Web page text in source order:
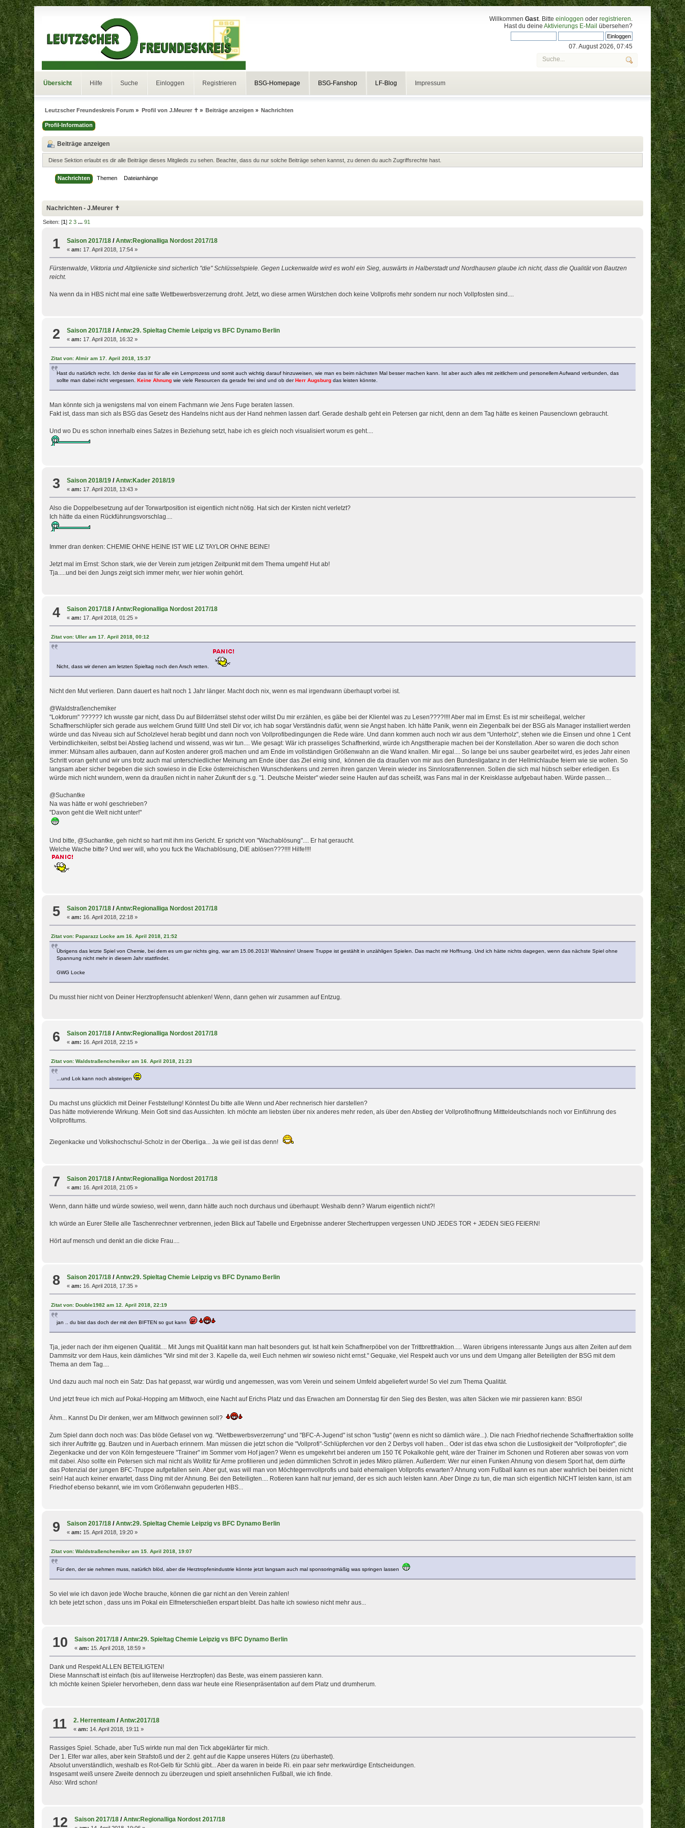
WillkommenGast . Bitteeinloggen oderregistrieren
Hast du deineAktivierungs E-Mail übersehen?
07. August 2026, 07:45
Übersicht Hilfe Suche Einloggen Registrieren BSG-Homepage BSG-Fanshop LF-Blog Impressum
Leutzscher Freundeskreis Forum » Profil von J.Meurer ✝ » Beiträge anzeigen » Nachrichten
Profil-Information
Beiträge anzeigen
Diese Sektion erlaubt es dir alle Beiträge dieses Mitglieds zu sehen. Beachte, dass du nur solche Beiträge sehen kannst, zu denen du auch Zugriffsrechte hast.
Nachrichten Themen Dateianhänge
Nachrichten - J.Meurer ✝
Seiten: [1]2 3 ...91
1 Saison 2017/18 /Antw:Regionalliga Nordost 2017/18
«am: 17. April 2018, 17:54 »
Fürstenwalde, Viktoria und Altglienicke sind sicherlich "die" Schlüsselspiele. Gegen Luckenwalde wird es wohl ein Sieg, auswärts in Halberstadt und Nordhausen glaube ich nicht, dass die Qualität von Bautzen
reicht.
Na wenn da in HBS nicht mal eine satte Wettbewerbsverzerrung droht. Jetzt, wo diese armen Würstchen doch keine Vollprofis mehr sondern nur noch Vollpfosten sind....
2 Saison 2017/18 /Antw:29. Spieltag Chemie Leipzig vs BFC Dynamo Berlin
«am: 17. April 2018, 16:32 »
Zitat von: Almir am 17. April 2018, 15:37
Hast du natürlich recht. Ich denke das ist für alle ein Lernprozess und somit auch wichtig darauf hinzuweisen, wie man es beim nächsten Mal besser machen kann. Ist aber auch alles mit zeitlichem und personellem Aufwand verbunden, das
sollte man dabei nicht vergessen.Keine Ahnung wie viele Resourcen da gerade frei sind und ob derHerr Augsburg das leisten könnte.
Man könnte sich ja wenigstens mal von einem Fachmann wie Jens Fuge beraten lassen.
Fakt ist, dass man sich als BSG das Gesetz des Handelns nicht aus der Hand nehmen lassen darf. Gerade deshalb geht ein Petersen gar nicht, denn an dem Tag hätte es keinen Pausenclown gebraucht.
Und wo Du es schon innerhalb eines Satzes in Beziehung setzt, habe ich es gleich noch visualisiert worum es geht....
3 Saison 2018/19 /Antw:Kader 2018/19
«am: 17. April 2018, 13:43 »
Also die Doppelbesetzung auf der Torwartposition ist eigentlich nicht nötig. Hat sich der Kirsten nicht verletzt?
Ich hätte da einen Rückführungsvorschlag....
Immer dran denken: CHEMIE OHNE HEINE IST WIE LIZ TAYLOR OHNE BEINE!
Jetzt mal im Ernst: Schon stark, wie der Verein zum jetzigen Zeitpunkt mit dem Thema umgeht! Hut ab!
Tja.....und bei den Jungs zeigt sich immer mehr, wer hier wohin gehört.
4 Saison 2017/18 /Antw:Regionalliga Nordost 2017/18
«am: 17. April 2018, 01:25 »
Zitat von: Uller am 17. April 2018, 00:12
Nicht, dass wir denen am letzten Spieltag noch den Arsch retten.
Nicht den Mut verlieren. Dann dauert es halt noch 1 Jahr länger. Macht doch nix, wenn es mal irgendwann überhaupt vorbei ist.
@Waldstraßenchemiker
"Lokforum" ?????? Ich wusste gar nicht, dass Du auf Bilderrätsel stehst oder willst Du mir erzählen, es gäbe bei der Klientel was zu Lesen????!!!! Aber mal im Ernst: Es ist mir scheißegal, welcher
Schaffnerschlüpfer sich gerade aus welchem Grund füllt! Und stell Dir vor, ich hab sogar Verständnis dafür, wenn sie Angst haben. Ich hätte Panik, wenn ein Ziegenbalk bei der BSG als Manager installiert werden
würde und das Niveau sich auf Scholzlevel herab begibt und dann noch von Vollprofibedingungen die Rede wäre. Und dann kommen auch noch wir aus dem "Unterholz", stehen wie die Einsen und ohne 1 Cent
Verbindlichkeiten, selbst bei Abstieg lachend und wissend, was wir tun.... Wie gesagt: Wär ich prasseliges Schaffnerkind, würde ich Angsttherapie machen bei der Konstellation. Aber so waren die doch schon
immer: Mühsam alles aufbauen, dann auf Kosten anderer groß machen und am Ende im vollständigen Größenwahn an die Wand knallen. Mir egal.... So lange bei uns sauber gearbeitet wird, es jedes Jahr einen
Schritt voran geht und wir uns trotz auch mal unterschiedlicher Meinung am Ende über das Ziel einig sind, können die da draußen von mir aus den Bundesligatanz in der Hellmichlaube feiern wie sie wollen. So
langsam aber sicher begeben die sich sowieso in die Ecke österreichischen Wunschdenkens und zerren ihren ganzen Verein wieder ins Sinnlosrattenrennen. Sollen die sich mal hübsch selber erledigen. Es
würde mich nicht wundern, wenn da draußen nicht in naher Zukunft der s.g. "1. Deutsche Meister" wieder seine Haufen auf das scheißt, was Fans mal in der Kreisklasse aufgebaut haben. Würde passen....
@Suchantke
Na was hätte er wohl geschrieben?
"Davon geht die Welt nicht unter!"
Und bitte, @Suchantke, geh nicht so hart mit ihm ins Gericht. Er spricht von "Wachablösung".... Er hat geraucht.
Welche Wache bitte? Und wer will, who you fuck the Wachablösung, DIE ablösen???!!!! Hilfe!!!!
5 Saison 2017/18 /Antw:Regionalliga Nordost 2017/18
«am: 16. April 2018, 22:18 »
Zitat von: Paparazz Locke am 16. April 2018, 21:52
Übrigens das letzte Spiel von Chemie, bei dem es um gar nichts ging, war am 15.06.2013! Wahnsinn! Unsere Truppe ist gestählt in unzähligen Spielen. Das macht mir Hoffnung. Und ich hätte nichts dagegen, wenn das nächste Spiel ohne
Spannung nicht mehr in diesem Jahr stattfindet.
GWG Locke
Du musst hier nicht von Deiner Herztropfensucht ablenken! Wenn, dann gehen wir zusammen auf Entzug.
6 Saison 2017/18 /Antw:Regionalliga Nordost 2017/18
«am: 16. April 2018, 22:15 »
Zitat von: Waldstraßenchemiker am 16. April 2018, 21:23
...und Lok kann noch absteigen
Du machst uns glücklich mit Deiner Feststellung! Könntest Du bitte alle Wenn und Aber rechnerisch hier darstellen?
Das hätte motivierende Wirkung. Mein Gott sind das Aussichten. Ich möchte am liebsten über nix anderes mehr reden, als über den Abstieg der Vollprofihoffnung Mittteldeutschlands noch vor Einführung des
Vollprofitums.
Ziegenkacke und Volkshochschul-Scholz in der Oberliga... Ja wie geil ist das denn!
7 Saison 2017/18 /Antw:Regionalliga Nordost 2017/18
«am: 16. April 2018, 21:05 »
Wenn, dann hätte und würde sowieso, weil wenn, dann hätte auch noch durchaus und überhaupt: Weshalb denn? Warum eigentlich nicht?!
Ich würde an Eurer Stelle alle Taschenrechner verbrennen, jeden Blick auf Tabelle und Ergebnisse anderer Stechertruppen vergessen UND JEDES TOR + JEDEN SIEG FEIERN!
Hört auf mensch und denkt an die dicke Frau....
8 Saison 2017/18 /Antw:29. Spieltag Chemie Leipzig vs BFC Dynamo Berlin
«am: 16. April 2018, 17:35 »
Zitat von: Double1982 am 12. April 2018, 22:19
jan .. du bist das doch der mit den BIFTEN so gut kann
Tja, jeder nach der ihm eigenen Qualität.... Mit Jungs mit Qualität kann man halt besonders gut. Ist halt kein Schaffnerpöbel von der Trittbrettfraktion..... Waren übrigens interessante Jungs aus alten Zeiten auf dem
Dammsitz vor dem Haus, kein dämliches "Wir sind mit der 3. Kapelle da, weil Euch nehmen wir sowieso nicht ernst." Gequake, viel Respekt auch vor uns und dem Umgang aller Beteiligten der BSG mit dem
Thema an dem Tag....
Und dazu auch mal noch ein Satz: Das hat gepasst, war würdig und angemessen, was vom Verein und seinem Umfeld abgeliefert wurde! So viel zum Thema Qualität.
Und jetzt freue ich mich auf Pokal-Hopping am Mittwoch, eine Nacht auf Erichs Platz und das Erwachen am Donnerstag für den Sieg des Besten, was alten Säcken wie mir passieren kann: BSG!
Ähm... Kannst Du Dir denken, wer am Mittwoch gewinnen soll?
Zum Spiel dann doch noch was: Das blöde Gefasel von wg. "Wettbewerbsverzerrung" und "BFC-A-Jugend" ist schon "lustig" (wenn es nicht so dämlich wäre...). Die nach Friedhof riechende Schaffnerfraktion sollte
sich ihrer Auftritte gg. Bautzen und in Auerbach erinnern. Man müssen die jetzt schon die "Vollprofi"-Schlüpferchen vor den 2 Derbys voll haben... Oder ist das etwa schon die Lustlosigkeit der "Vollprofiopfer", die
Ziegenkacke und der von Köln ferngesteuere "Trainer" im Sommer vom Hof jagen? Wenn es umgekehrt bei anderen um 150 T€ Pokalkohle geht, wäre der Trainer im Schonen und Rotieren aber sowas von vorn
mit dabei. Also sollte ein Petersen sich mal nicht als Wollitz für Arme profilieren und jeden dümmlichen Schrott in jedes Mikro plärren. Außerdem: Wer nur einen Funken Ahnung von diesem Sport hat, dem dürfte
das Potenzial der jungen BFC-Truppe aufgefallen sein. Aber gut, was will man von Möchtegernvollprofis und bald ehemaligen Vollprofis erwarten? Ahnung vom Fußball kann es nun aber wahrlich bei beiden nicht
sein! Hat auch keiner erwartet, dass Ding mit der Ahnung. Bei den Beteiligten.... Rotieren kann halt nur jemand, der es sich auch leisten kann. Aber Dinge zu tun, die man sich eigentlich NICHT leisten kann, ist am
Friedhof ebenso bekannt, wie im vom Größenwahn gepuderten HBS...
9 Saison 2017/18 /Antw:29. Spieltag Chemie Leipzig vs BFC Dynamo Berlin
«am: 15. April 2018, 19:20 »
Zitat von: Waldstraßenchemiker am 15. April 2018, 19:07
Für den, der sie nehmen muss, natürlich blöd, aber die Herztropfenindustrie könnte jetzt langsam auch mal sponsoringmäßig was springen lassen
So viel wie ich davon jede Woche brauche, können die gar nicht an den Verein zahlen!
Ich bete jetzt schon , dass uns im Pokal ein Elfmeterschießen erspart bleibt. Das halte ich sowieso nicht mehr aus...
10 Saison 2017/18 /Antw:29. Spieltag Chemie Leipzig vs BFC Dynamo Berlin
«am: 15. April 2018, 18:59 »
Dank und Respekt ALLEN BETEILIGTEN!
Diese Mannschaft ist einfach (bis auf literweise Herztropfen) das Beste, was einem passieren kann.
Ich möchte keinen Spieler hervorheben, denn dass war heute eine Riesenpräsentation auf dem Platz und drumherum.
11 2. Herrenteam /Antw:2017/18
«am: 14. April 2018, 19:11 »
Rassiges Spiel. Schade, aber TuS wirkte nun mal den Tick abgeklärter für mich.
Der 1. Elfer war alles, aber kein Strafstoß und der 2. geht auf die Kappe unseres Hüters (zu überhastet).
Absolut unverständlich, weshalb es Rot-Gelb für Schlü gibt... Aber da waren in beide Ri. ein paar sehr merkwürdige Entscheidungen.
Insgesamt weiß unsere Zweite dennoch zu überzeugen und spielt ansehnlichen Fußball, wie ich finde.
Also: Wird schon!
12 Saison 2017/18 /Antw:Regionalliga Nordost 2017/18